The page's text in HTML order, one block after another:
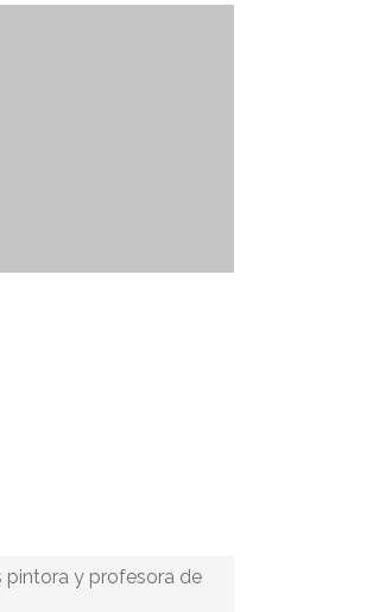
pintora y profesora de